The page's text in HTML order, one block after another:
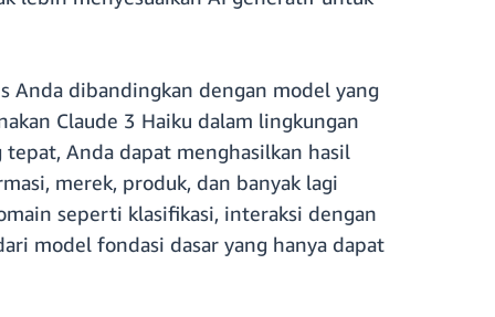
Anda dibandingkan dengan model yang
Claude 3 Haiku dalam lingkungan
Anda dapat menghasilkan hasil
merek, produk, dan banyak lagi
seperti klasifikasi, interaksi dengan
model fondasi dasar yang hanya dapat